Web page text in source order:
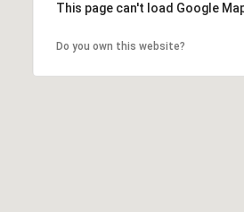
This page can't load Google
Do you own this website?